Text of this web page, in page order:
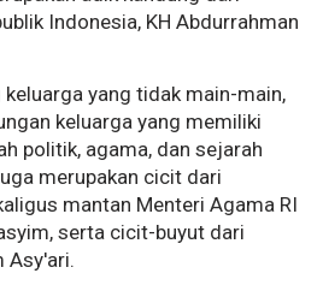
Indonesia, KH Abdurrahman
yang tidak main-main,
keluarga yang memiliki
politik, agama, dan sejarah
merupakan cicit dari
mantan Menteri Agama RI
serta cicit-buyut dari
Asy'ari.